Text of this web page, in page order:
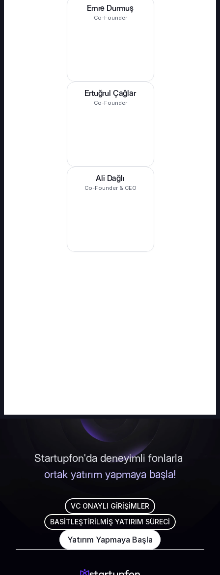
Emre Durmuş
Co-Founder
Ertuğrul Çağlar
Co-Founder
Ali Dağlı
Co-Founder & CEO
Startupfon'da deneyimli fonlarla
ortak yatırım yapmaya başla!
VC ONAYLI GİRİŞİMLER
BASİTLEŞTİRİLMİŞ YATIRIM SÜRECİ
Yatırım Yapmaya Başla